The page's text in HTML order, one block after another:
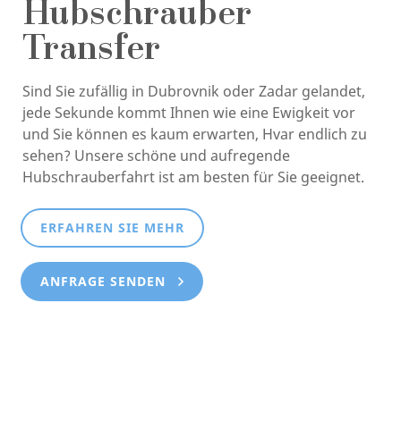
Hubschrauber
Transfer
Sind Sie zufällig in Dubrovnik oder Zadar gelandet,
jede Sekunde kommt Ihnen wie eine Ewigkeit vor
und Sie können es kaum erwarten, Hvar endlich zu
sehen? Unsere schöne und aufregende
Hubschrauberfahrt ist am besten für Sie geeignet.
ERFAHREN SIE MEHR
ANFRAGE SENDEN